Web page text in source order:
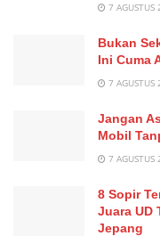
7 AGUSTUS
Bukan
Ini Cuma
7 AGUSTUS
Jangan
Mobil
7 AGUSTUS
8 Sopir
Juara UD
Jepang